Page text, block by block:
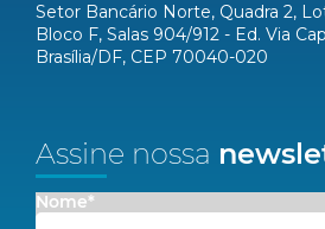
Setor Bancário Norte, Quadra 2,
Bloco F, Salas 904/912 - Ed. Via
Brasília/DF, CEP 70040-020
Assine nossa
Nome*